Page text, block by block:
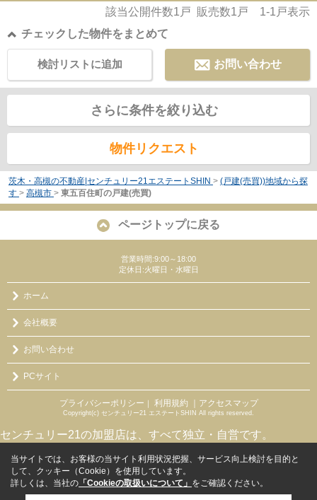
内も丁寧にお使いです。
該当公開件数1 戸 販売数1 戸 1-1 戸表示
チェックした物件をまとめて
お問い合わせ
検討リストに追加
さらに条件を絞り込む
物件リクエスト
茨木・高槻の不動産|センチュリー21エステートSHIN > (戸建(売買))地域から探
す > 高槻市 > 東五百住町の戸建(売買)
ページトップに戻る
営業時間:9:00～18:00
定休日:火曜日・水曜日
ホーム
会社概要
お問い合わせ
PCサイト
プライバシーポリシー ｜ 利用規約 ｜アクセスマップ
Copyright(c) センチュリー21 エステートSHIN All rights reserved.
センチュリー21の加盟店は、すべて独立・自営です。
当サイトでは、お客様の当サイト利用状況把握、サービス向上検討を目的と
して、クッキー（Cookie）を使用しています。
詳しくは、当社の 「Cookieの取扱いについて」 をご確認ください。